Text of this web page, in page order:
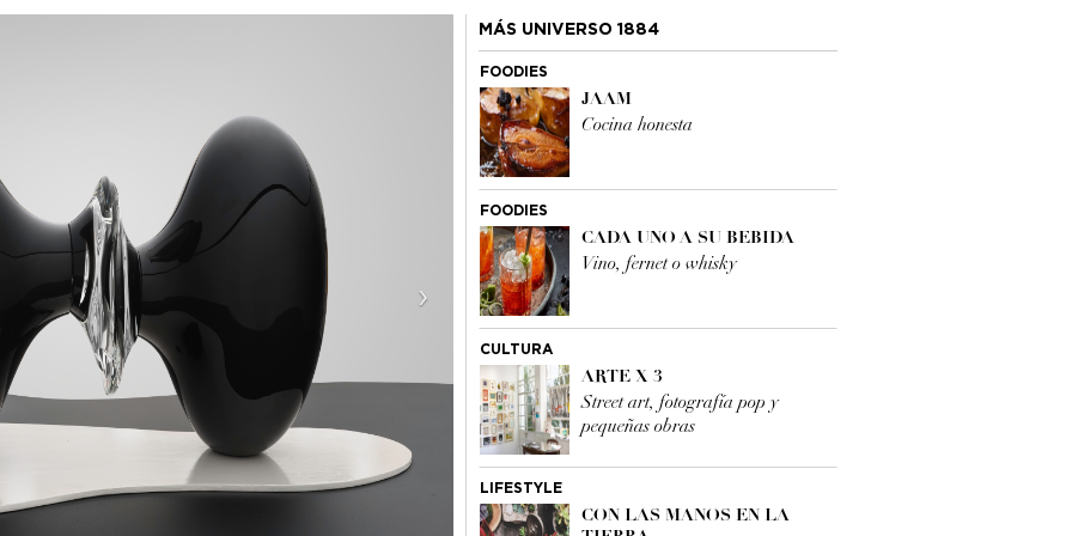
›
MÁS UNIVERSO 1884
FOODIES
JAAM
Cocina honesta
FOODIES
CADA UNO A SU BEBIDA
Vino, fernet o whisky
CULTURA
ARTE X 3
Street art, fotografía pop y
pequeñas obras
LIFESTYLE
CON LAS MANOS EN LA